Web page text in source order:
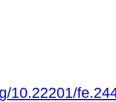
10.22201/